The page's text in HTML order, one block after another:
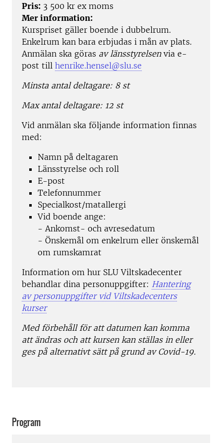
Pris: 3 500 kr ex moms
Mer information:
Kurspriset gäller boende i dubbelrum.
Enkelrum kan bara erbjudas i mån av plats.
Anmälan ska göras av länsstyrelsenvia e-
post till henrike.hensel@slu.se
Minsta antal deltagare: 8 st
Max antal deltagare: 12 st
Vid anmälan ska följande information finnas
med:
Namn på deltagaren
Länsstyrelse och roll
E-post
Telefonnummer
Specialkost/matallergi
Vid boende ange:
- Ankomst- och avresedatum
- Önskemål om enkelrum eller önskemål
om rumskamrat
Information om hur SLU Viltskadecenter
behandlar dina personuppgifter: Hantering
av personuppgifter vid Viltskadecenters
kurser
Med förbehåll för att datumen kan komma
att ändras och att kursen kan ställas in eller
ges på alternativt sätt på grund av Covid-19.
Program